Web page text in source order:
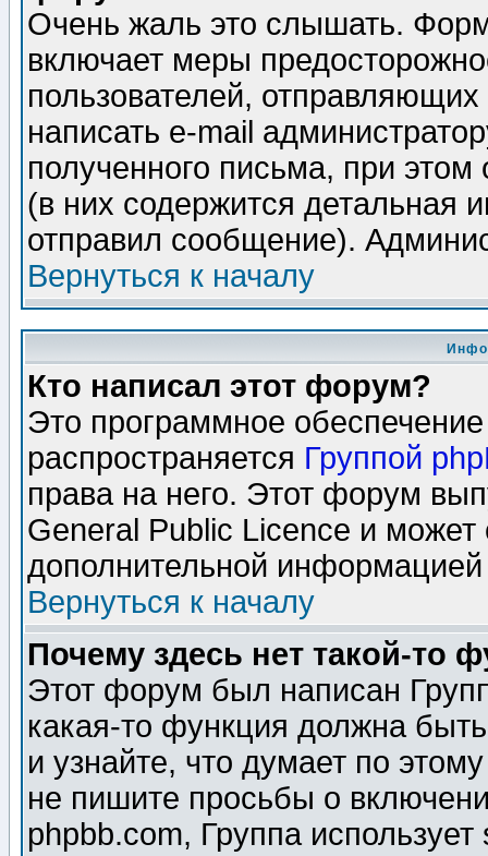
Очень жаль это слышать.
включает меры
пользователей,
написать e-mail
полученного письма, при этом
(в них содержится детальная
отправил сообщение).
Вернуться к началу
Кто написал этот форум?
Это программное
распространяется Группой
права на него. Этот форум
General Public Licence и может
дополнительной
Вернуться к началу
Почему здесь нет такой-то
Этот форум был написан
какая-то функция должна
и узнайте, что думает по
не пишите просьбы о
phpbb.com, Группа